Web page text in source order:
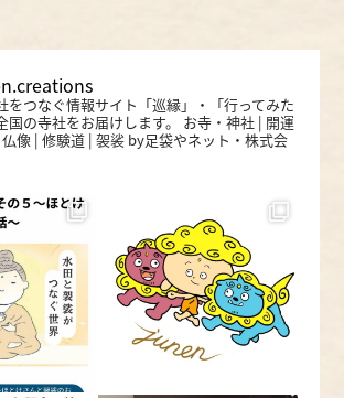
をつなぐ情報サイト「巡縁」・「行ってみた
国の寺社をお届けします。
お寺・神社 | 開運
像 | 修験道 | 袈裟 by足袋やネット・株式会